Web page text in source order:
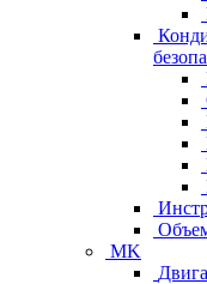
MK